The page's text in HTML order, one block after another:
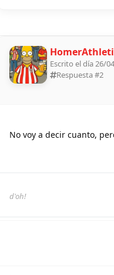
Escrito el día 26/
Respuesta #2
No voy a decir cuanto,
d'oh!